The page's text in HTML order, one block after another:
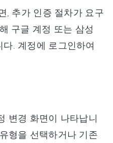
, 추가 인증 절차가 요구
구글 계정 또는 삼성
. 계정에 로그인하여
변경 화면이 나타납니
형을 선택하거나 기존